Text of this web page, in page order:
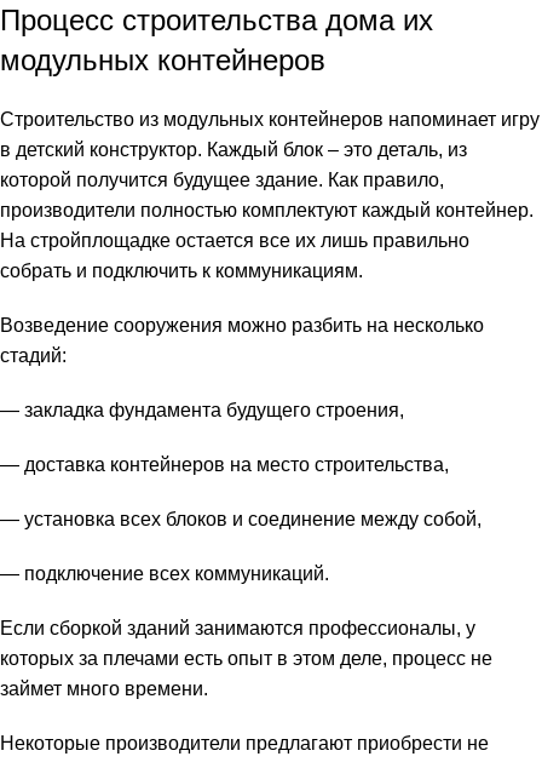
Процесс строительства дома их
модульных контейнеров
Строительство из модульных контейнеров напоминает игру
в детский конструктор. Каждый блок – это деталь, из
которой получится будущее здание. Как правило,
производители полностью комплектуют каждый контейнер.
На стройплощадке остается все их лишь правильно
собрать и подключить к коммуникациям.
Возведение сооружения можно разбить на несколько
стадий:
— закладка фундамента будущего строения,
— доставка контейнеров на место строительства,
— установка всех блоков и соединение между собой,
— подключение всех коммуникаций.
Если сборкой зданий занимаются профессионалы, у
которых за плечами есть опыт в этом деле, процесс не
займет много времени.
Некоторые производители предлагают приобрести не